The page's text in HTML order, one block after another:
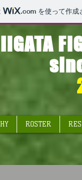
.com を使って作成
ROSTER